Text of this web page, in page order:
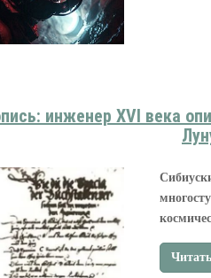
инженер XVI века